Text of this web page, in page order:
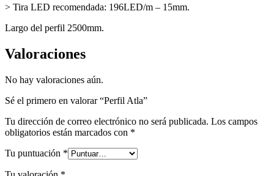
> Tira LED recomendada: 196LED/m – 15mm.
Largo del perfil 2500mm.
Valoraciones
No hay valoraciones aún.
Sé el primero en valorar “Perfil Atla”
Tu dirección de correo electrónico no será publicada. Los campos
obligatorios están marcados con *
Tu puntuación *